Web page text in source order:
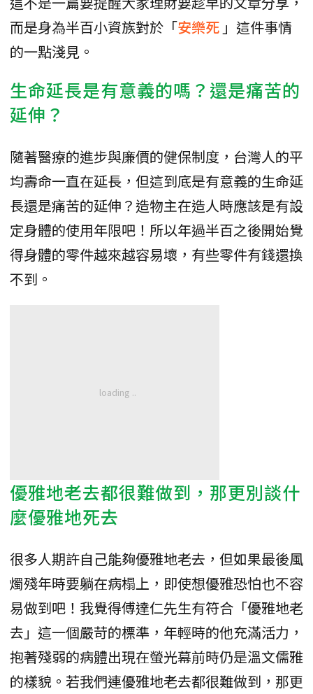
而是身為半百小資族對於「安樂死 」這件事情
的一點淺見。
生命延長是有意義的嗎？還是痛苦的
延伸？
隨著醫療的進步與廉價的健保制度，台灣人的平
均壽命一直在延長，但這到底是有意義的生命延
長還是痛苦的延伸？造物主在造人時應該是有設
定身體的使用年限吧！所以年過半百之後開始覺
得身體的零件越來越容易壞，有些零件有錢還換
不到。
優雅地老去都很難做到，那更別談什
麼優雅地死去
很多人期許自己能夠優雅地老去，但如果最後風
燭殘年時要躺在病榻上，即使想優雅恐怕也不容
易做到吧！我覺得傅達仁先生有符合「優雅地老
去」這一個嚴苛的標準，年輕時的他充滿活力，
抱著殘弱的病體出現在螢光幕前時仍是溫文儒雅
的樣貌。若我們連優雅地老去都很難做到，那更